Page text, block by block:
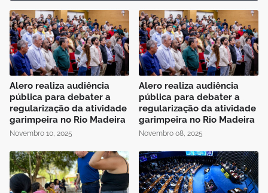
Alero realiza audiência
pública para debater a
regularização da atividade
garimpeira no Rio Madeira
Novembro 10, 2025
Alero realiza audiência
pública para debater a
regularização da atividade
garimpeira no Rio Madeira
Novembro 08, 2025